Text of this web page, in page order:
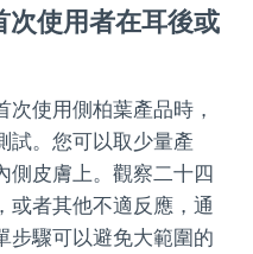
次使用者在耳後或
使用側柏葉產品時，
試。您可以取少量產
側皮膚上。觀察二十四
或者其他不適反應，通
步驟可以避免大範圍的